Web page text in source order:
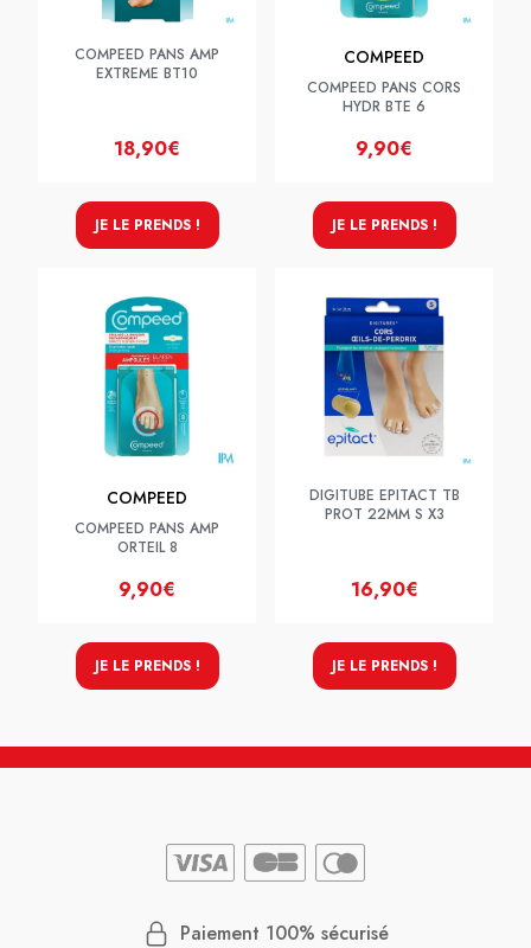
COMPEED PANS AMP
EXTREME BT10
18,90€
JE LE PRENDS !
COMPEED
COMPEED PANS CORS
HYDR BTE 6
9,90€
JE LE PRENDS !
COMPEED
COMPEED PANS AMP
ORTEIL 8
9,90€
JE LE PRENDS !
DIGITUBE EPITACT TB
PROT 22MM S X3
16,90€
JE LE PRENDS !
Paiement 100% sécurisé